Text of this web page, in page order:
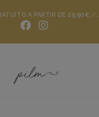
A PARTIR DE 29,90€ / .